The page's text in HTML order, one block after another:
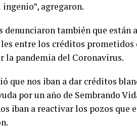
agregaron.
denunciaron también que están
entre los créditos prometidos
la pandemia del Coronavirus.
que nos iban a dar créditos
por un año de Sembrando
iban a reactivar los pozos que